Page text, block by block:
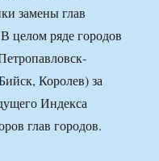
замены глав
целом ряде городов
Королев) за
Индекса
глав городов.